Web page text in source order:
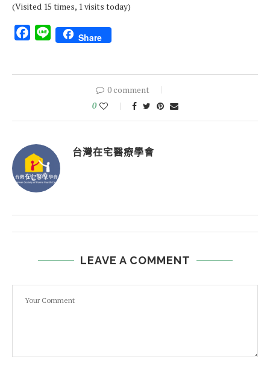
(Visited 15 times, 1 visits today)
Facebook
Line Share
0 comment
0
台灣在宅醫療學會
LEAVE A COMMENT